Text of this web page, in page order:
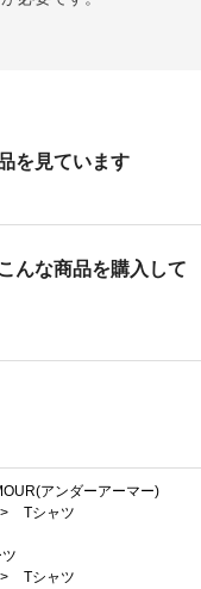
を見ています
んな商品を購入して
アンダーアーマー)
>
Tシャツ
>
Tシャツ